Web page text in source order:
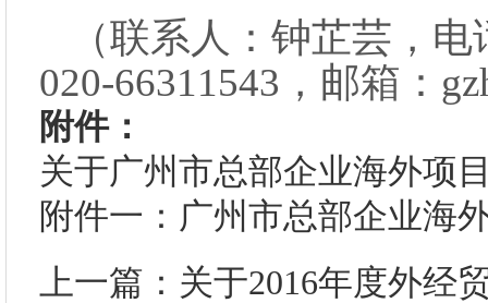
（联系人：钟芷芸，
020-66311543，邮箱：
附件：
关于广州市总部企业海外项
附件一：广州市总部企业海
上一篇：关于2016年度外经